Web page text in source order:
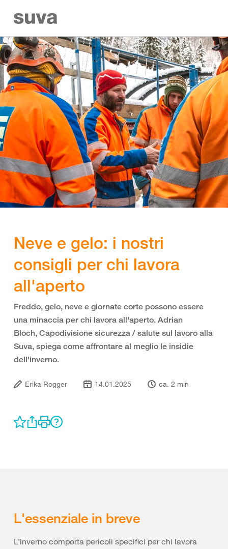
Neve e gelo: i nostri
consigli per chi lavora
all'aperto
Freddo, gelo, neve e giornate corte possono essere
una minaccia per chi lavora all'aperto. Adrian
Bloch, Capodivisione sicurezza / salute sul lavoro alla
Suva, spiega come affrontare al meglio le insidie
dell'inverno.
Erika Rogger 14.01.2025 ca. 2 min
L'essenziale in breve
L’inverno comporta pericoli specifici per chi lavora